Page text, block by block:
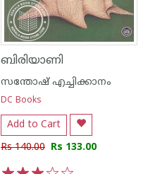
ബിരിയാണി
സന്തോഷ് എച്ചിക്കാനം
DC Books
Add to Cart
Rs 140.00 Rs 133.00